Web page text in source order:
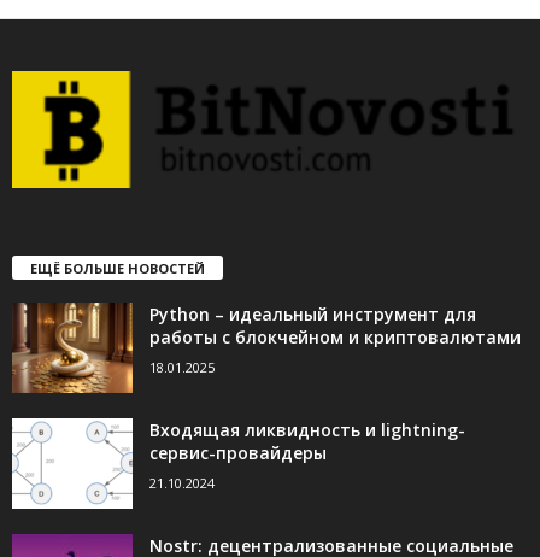
ЕЩЁ БОЛЬШЕ НОВОСТЕЙ
Python – идеальный инструмент для
работы с блокчейном и криптовалютами
18.01.2025
Входящая ликвидность и lightning-
сервис-провайдеры
21.10.2024
Nostr: децентрализованные социальные